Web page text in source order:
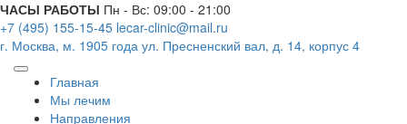
ЧАСЫ РАБОТЫ Пн - Вс: 09:00 - 21:00
+7 (495) 155-15-45 lecar-clinic@mail.ru
г. Москва, м. 1905 года ул. Пресненский вал, д. 14, корпус 4
Главная
Мы лечим
Направления